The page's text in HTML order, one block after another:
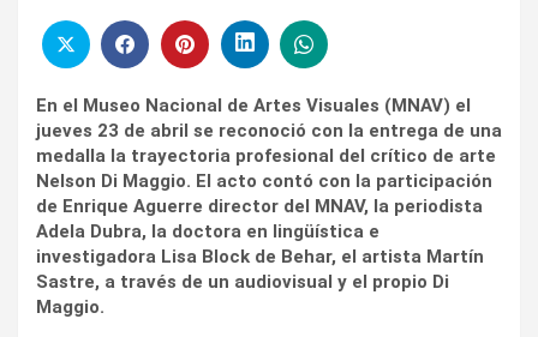
En el Museo Nacional de Artes Visuales (MNAV) el
jueves 23 de abril se reconoció con la entrega de una
medalla la trayectoria profesional del crítico de arte
Nelson Di Maggio. El acto contó con la participación
de Enrique Aguerre director del MNAV, la periodista
Adela Dubra, la doctora en lingüística e
investigadora Lisa Block de Behar, el artista Martín
Sastre, a través de un audiovisual y el propio Di
Maggio.